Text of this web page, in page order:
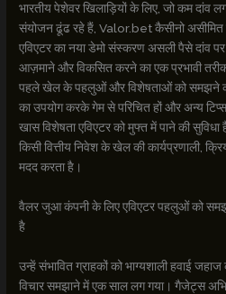
भारतीय पेशेवर खिलाड़ियों के लिए, जो कम दांव
संयोजन ढूंढ रहे हैं, Valor.bet कैसीनो असीमित
एविएटर का नया डेमो संस्करण असली पैसे दांव
आज़माने और विकसित करने का एक प्रभावी
पहले खेल के पहलुओं और विशेषताओं को समझने की
का उपयोग करके गेम से परिचित हों और अन्य
खास विशेषता एविएटर को मुफ्त में पाने की
किसी वित्तीय निवेश के खेल की कार्यप्रणाली,
मदद करता है।
वैलर जुआ कंपनी के लिए एविएटर पहलुओं को
है
उन्हें संभावित ग्राहकों को भाग्यशाली हवाई जहाज
विचार समझाने में एक साल लग गया। गैजेट्स